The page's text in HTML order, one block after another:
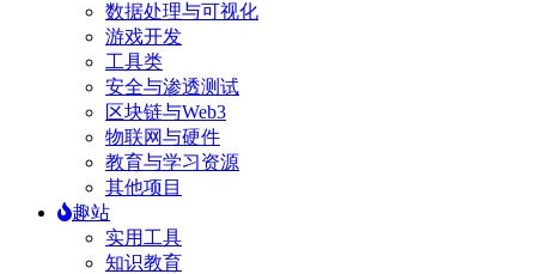
数据处理与可视化
游戏开发
工具类
安全与渗透测试
区块链与Web3
物联网与硬件
教育与学习资源
其他项目
趣站
实用工具
知识教育